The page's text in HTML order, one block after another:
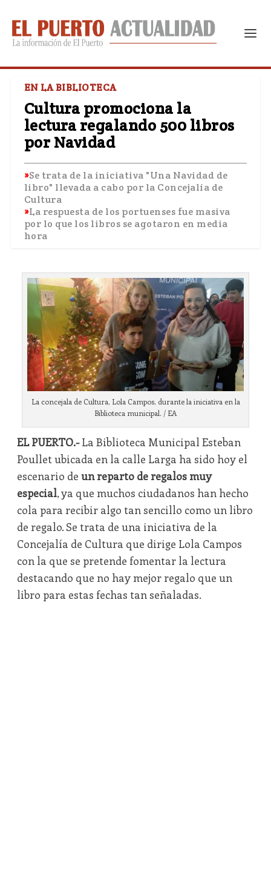
EN LA BIBLIOTECA
Cultura promociona la
lectura regalando 500 libros
por Navidad
Se trata de la iniciativa "Una Navidad de
libro" llevada a cabo por la Concejalía de
Cultura
La respuesta de los portuenses fue masiva
por lo que los libros se agotaron en media
hora
La concejala de Cultura, Lola Campos, durante la iniciativa en la
Biblioteca municipal. / EA
EL PUERTO.-La Biblioteca Municipal Esteban
Poullet ubicada en la calle Larga ha sido hoy el
escenario de un reparto de regalos muy
especial, ya que muchos ciudadanos han hecho
cola para recibir algo tan sencillo como un libro
de regalo. Se trata de una iniciativa de la
Concejalía de Cultura que dirige Lola Campos
con la que se pretende fomentar la lectura
destacando que no hay mejor regalo que un
libro para estas fechas tan señaladas.